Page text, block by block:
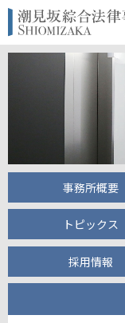
事務所概要
トピックス
採用情報